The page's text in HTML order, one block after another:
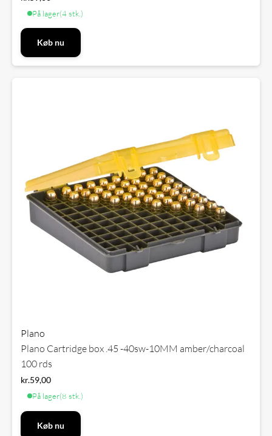
På lager(4 stk.)
Køb nu
Plano
Plano Cartridge box .45 -40sw-10MM amber/charcoal
100 rds
kr.59,00
På lager(8 stk.)
Køb nu